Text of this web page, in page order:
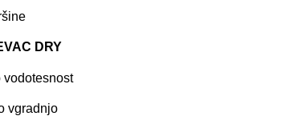
DRY
vodotesnost
vgradnjo